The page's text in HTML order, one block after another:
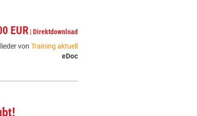
EUR |Direktdownload
von Training aktuell
eDoc